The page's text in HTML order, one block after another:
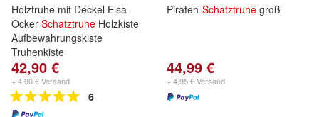
Holztruhe mit Deckel Elsa
Ocker Schatztruhe Holzkiste
Aufbewahrungskiste
Truhenkiste
42,90 €
+ 4,90 € Versand
6
Piraten-Schatztruhe groß
44,99 €
+ 4,95 € Versand